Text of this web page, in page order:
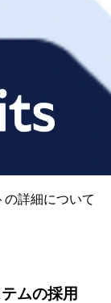
の詳細について
ムの採用